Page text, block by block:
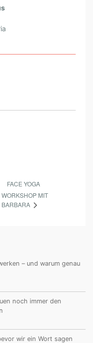
FACE YOGA
WORKSHOP MIT
BARBARA
– und warum genau
noch immer den
wir ein Wort sagen